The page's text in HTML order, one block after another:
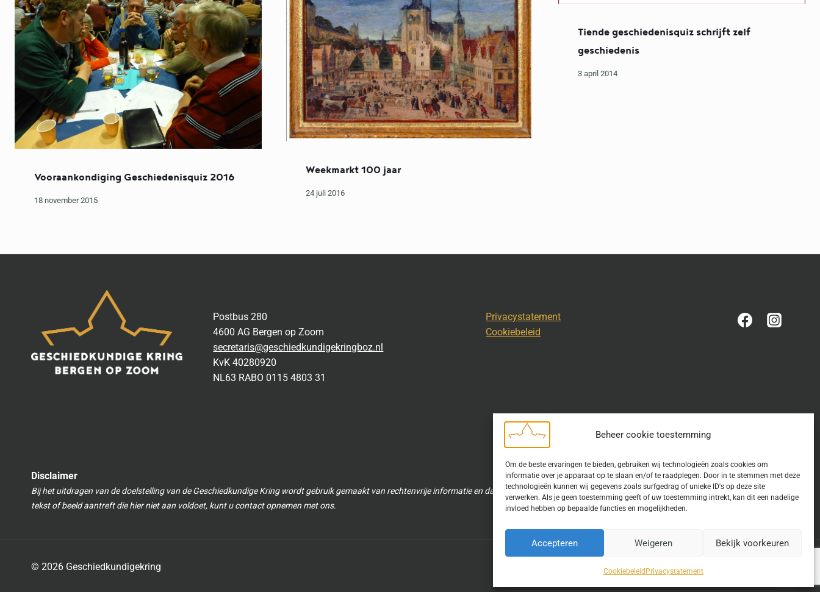
Beheer cookie toestemming
Om de beste ervaringen te bieden, gebruiken wij technologieën zoals cookies om
informatie over je apparaat op te slaan en/of te raadplegen. Door in te stemmen met deze
technologieën kunnen wij gegevens zoals surfgedrag of unieke ID's op deze site
verwerken. Als je geen toestemming geeft of uw toestemming intrekt, kan dit een nadelige
invloed hebben op bepaalde functies en mogelijkheden.
Accepteren Weigeren Bekijk voorkeuren
Cookiebeleid Privacystatement
Vooraankondiging Geschiedenisquiz 2016
18 november 2015
Weekmarkt 100 jaar
24 juli 2016
Tiende geschiedenisquiz schrijft zelf
geschiedenis
3 april 2014
Postbus 280
4600 AG Bergen op Zoom
secretaris@geschiedkundigekringboz.nl
KvK 40280920
NL63 RABO 0115 4803 31
Privacystatement
Cookiebeleid
Disclaimer
Bij het uitdragen van de doelstelling van de Geschiedkundige Kring wordt gebruik gemaakt van rechtenvrije informatie en data waarvoor toestemming is verleend. Indien u op deze site een publicatie van
tekst of beeld aantreft die hier niet aan voldoet, kunt u contact opnemen met ons.
© 2026 Geschiedkundigekring Website door